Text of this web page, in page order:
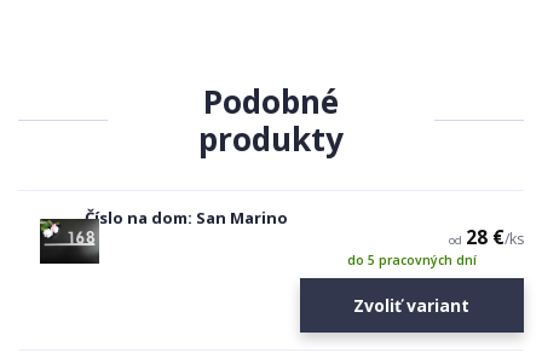
Podobné
produkty
Číslo na dom: San Marino
od 28 €/ks
do 5 pracovných dní
Zvoliť variant